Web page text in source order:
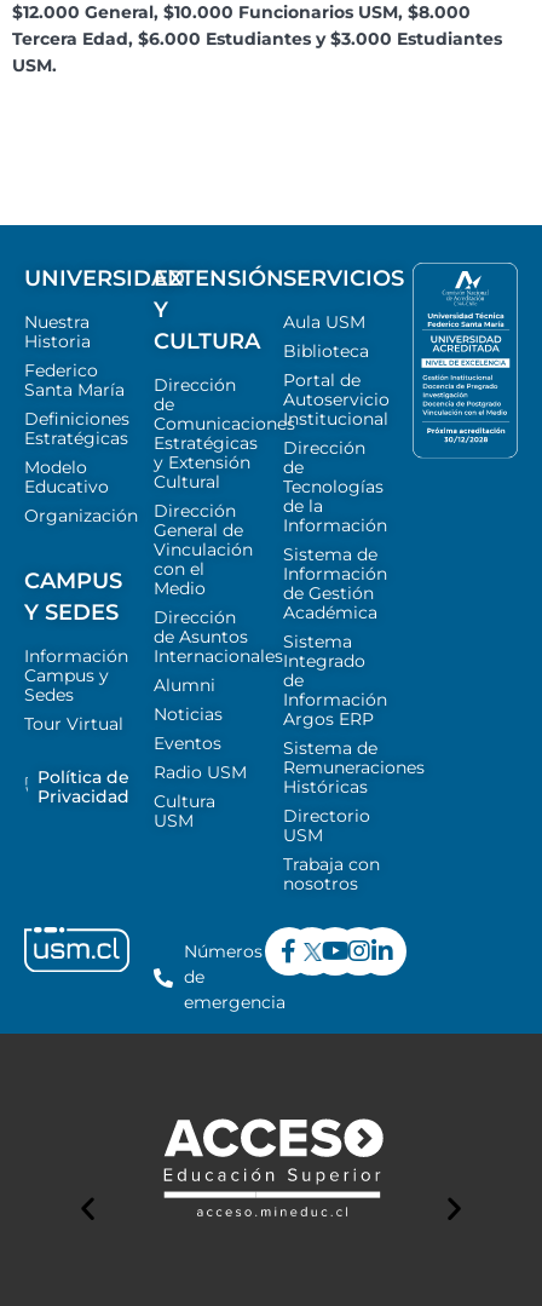
$12.000 General, $10.000 Funcionarios USM, $8.000
Tercera Edad, $6.000 Estudiantes y $3.000 Estudiantes
USM.
UNIVERSIDAD
Nuestra
Historia
Federico
Santa María
Definiciones
Estratégicas
Modelo
Educativo
Organización
CAMPUS
Y SEDES
Información
Campus y
Sedes
Tour Virtual
Política de
Privacidad
EXTENSIÓN
Y
CULTURA
Dirección
de
Comunicaciones
Estratégicas
y Extensión
Cultural
Dirección
General de
Vinculación
con el
Medio
Dirección
de Asuntos
Internacionales
Alumni
Noticias
Eventos
Radio USM
Cultura
USM
SERVICIOS
Aula USM
Biblioteca
Portal de
Autoservicio
Institucional
Dirección
de
Tecnologías
de la
Información
Sistema de
Información
de Gestión
Académica
Sistema
Integrado
de
Información
Argos ERP
Sistema de
Remuneraciones
Históricas
Directorio
USM
Trabaja con
nosotros
Números
de
emergencia